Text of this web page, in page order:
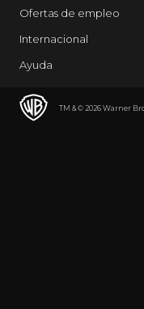
TM & © 2026 Warner
Ofertas de empleo
Internacional
Ayuda